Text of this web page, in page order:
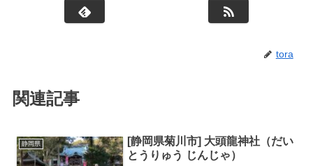
tora
関連記事
静岡県
[静岡県菊川市] 大頭龍神社（だい
とうりゅう じんじゃ）